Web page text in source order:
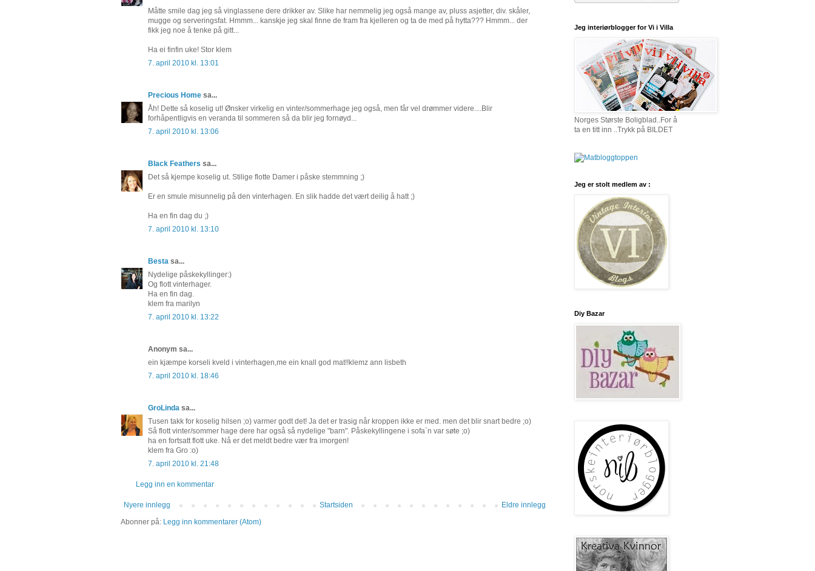
Måtte smile dag jeg så vinglassene dere drikker av. Slike har nemmelig jeg også mange av, pluss asjetter, div. skåler,
mugge og serveringsfat. Hmmm... kanskje jeg skal finne de fram fra kjelleren og ta de med på hytta??? Hmmm... der
fikk jeg noe å tenke på gitt...
Ha ei finfin uke! Stor klem
7. april 2010 kl. 13:01
Precious Home sa...
Åh! Dette så koselig ut! Ønsker virkelig en vinter/sommerhage jeg også, men får vel drømmer videre....Blir
forhåpentligvis en veranda til sommeren så da blir jeg fornøyd...
7. april 2010 kl. 13:06
Black Feathers sa...
Det så kjempe koselig ut. Stilige flotte Damer i påske stemmning ;)
Er en smule misunnelig på den vinterhagen. En slik hadde det vært deilig å hatt ;)
Ha en fin dag du ;)
7. april 2010 kl. 13:10
Besta sa...
Nydelige påskekyllinger:)
Og flott vinterhager.
Ha en fin dag.
klem fra marilyn
7. april 2010 kl. 13:22
Anonym sa...
ein kjæmpe korseli kveld i vinterhagen,me ein knall god mat!!klemz ann lisbeth
7. april 2010 kl. 18:46
GroLinda sa...
Tusen takk for koselig hilsen ;o) varmer godt det! Ja det er trasig når kroppen ikke er med. men det blir snart bedre ;o)
Så flott vinter/sommer hage dere har også så nydelige "barn". Påskekyllingene i sofa`n var søte ;o)
ha en fortsatt flott uke. Nå er det meldt bedre vær fra imorgen!
klem fra Gro :o)
7. april 2010 kl. 21:48
Legg inn en kommentar
Nyere innlegg Eldre innlegg
Startsiden
Abonner på: Legg inn kommentarer (Atom)
Jeg interiørblogger for Vi i Villa
Norges Største Boligblad..For å
ta en titt inn ..Trykk på BILDET
Jeg er stolt medlem av :
Diy Bazar